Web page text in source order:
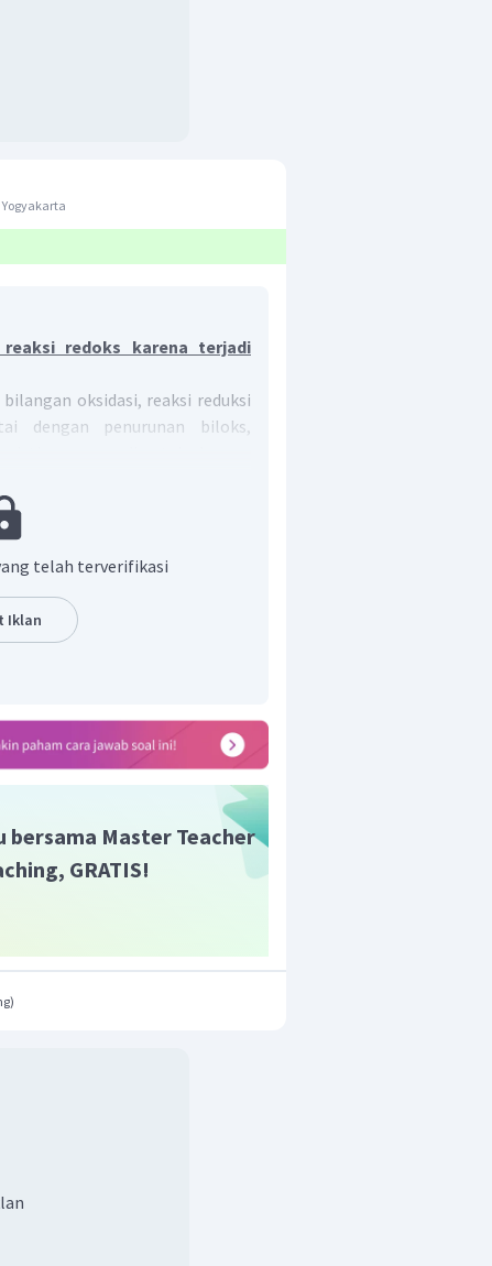
redoks karena terjadi
oksidasi, reaksi reduksi
dengan penurunan biloks,
biloks (bilangan oksidasi).
Zn , danCu
mengalami
telah terverifikasi
Iklan
bersama Master Teacher
GRATIS!
)